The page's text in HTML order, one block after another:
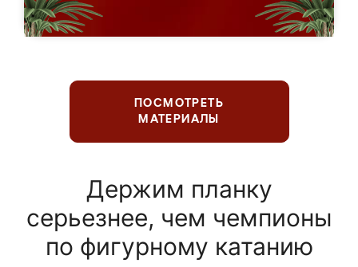
ПОСМОТРЕТЬ
МАТЕРИАЛЫ
Держим планку
серьезнее, чем чемпионы
по фигурному катанию